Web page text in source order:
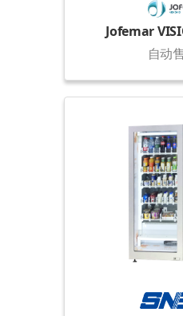
Jofemar
自动